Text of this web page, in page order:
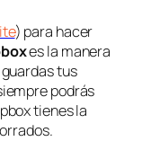
) para hacer
es la manera
tus
podrás
tienes la